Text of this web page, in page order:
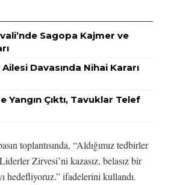
Sagopa Kajmer ve
Davasında Nihai Kararı
Yangın Çıktı, Tavuklar Telef
toplantısında, “Aldığımız tedbirler
Zirvesi’ni kazasız, belasız bir
hedefliyoruz.” ifadelerini kullandı.